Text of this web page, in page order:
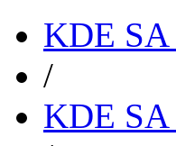
KDE
/
KDE